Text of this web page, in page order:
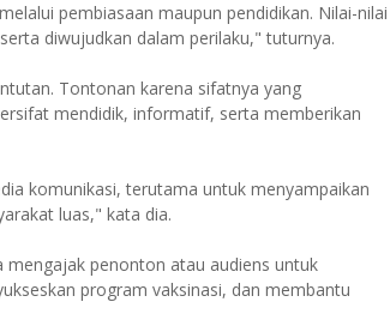
pembiasaan maupun pendidikan. Nilai-nilai
diwujudkan dalam perilaku," tuturnya.
Tontonan karena sifatnya yang
mendidik, informatif, serta memberikan
komunikasi, terutama untuk menyampaikan
luas," kata dia.
mengajak penonton atau audiens untuk
program vaksinasi, dan membantu